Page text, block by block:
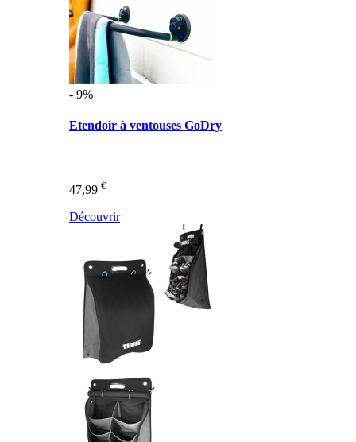
- 9%
Etendoir à ventouses GoDry
47,99 €
Découvrir